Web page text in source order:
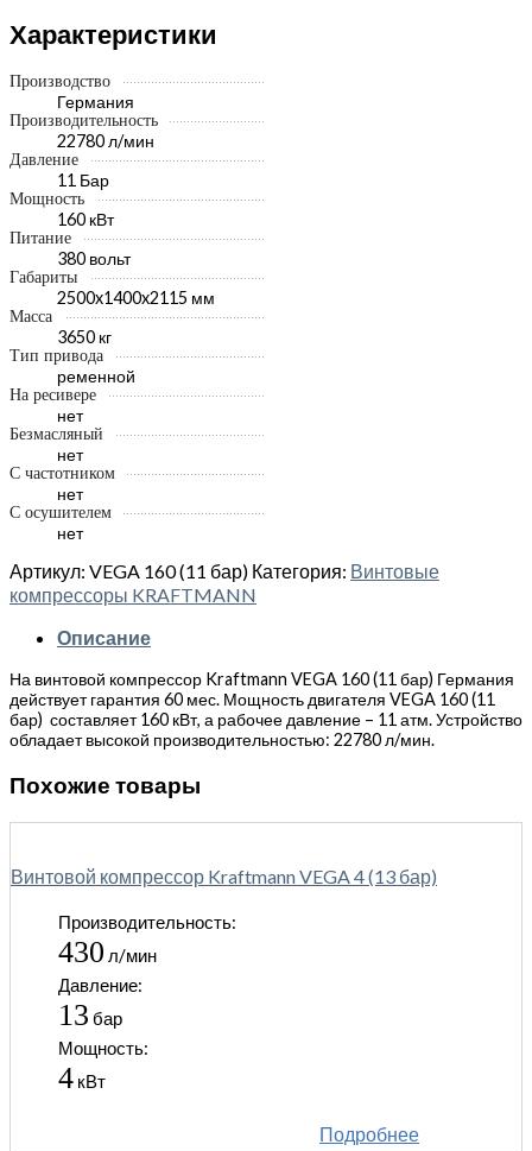
Характеристики
Производство
Германия
Производительность
22780 л/мин
Давление
11 Бар
Мощность
160 кВт
Питание
380 вольт
Габариты
2500x1400x2115 мм
Масса
3650 кг
Тип привода
ременной
На ресивере
нет
Безмасляный
нет
С частотником
нет
С осушителем
нет
Артикул: VEGA 160 (11 бар) Категория: Винтовые
компрессоры KRAFTMANN
Описание
На винтовой компрессор Kraftmann VEGA 160 (11 бар) Германия
действует гарантия 60 мес. Мощность двигателя VEGA 160 (11
бар) составляет 160 кВт, а рабочее давление – 11 атм. Устройство
обладает высокой производительностью: 22780 л/мин.
Похожие товары
Винтовой компрессор Kraftmann VEGA 4 (13 бар)
Производительность:
430 л/мин
Давление:
13 бар
Мощность:
4 кВт
Подробнее